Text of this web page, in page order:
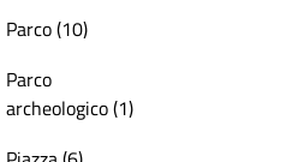
Parco (10)
Parco
archeologico (1)